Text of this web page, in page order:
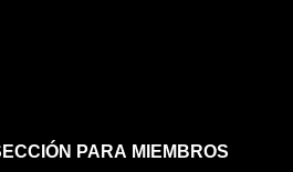
PARA MIEMBROS